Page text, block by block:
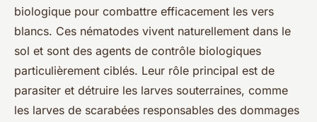
biologique pour combattre efficacement les vers
blancs. Ces nématodes vivent naturellement dans le
sol et sont des agents de contrôle biologiques
particulièrement ciblés. Leur rôle principal est de
parasiter et détruire les larves souterraines, comme
les larves de scarabées responsables des dommages